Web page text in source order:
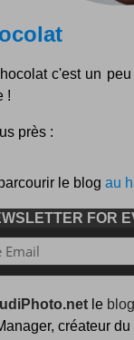
c'est un
!
près :
le blog au
FOR
le
créateur du